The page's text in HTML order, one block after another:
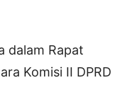
dalam Rapat
Komisi II DPRD